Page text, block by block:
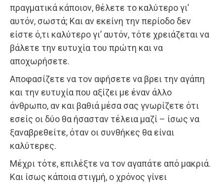
πραγματικά κάποιον, θέλετε το καλύτερο γι’
αυτόν, σωστά; Και αν εκείνη την περίοδο δεν
είστε ό,τι καλύτερο γι’ αυτόν, τότε χρειάζεται να
βάλετε την ευτυχία του πρώτη και να
αποχωρήσετε.
Αποφασίζετε να τον αφήσετε να βρει την αγάπη
και την ευτυχία που αξίζει με έναν άλλο
άνθρωπο, αν και βαθιά μέσα σας γνωρίζετε ότι
εσείς οι δύο θα ήσασταν τέλεια μαζί – ίσως να
ξαναβρεθείτε, όταν οι συνθήκες θα είναι
καλύτερες.
Μέχρι τότε, επιλέξτε να τον αγαπάτε από μακριά.
Και ίσως κάποια στιγμή, ο χρόνος γίνει